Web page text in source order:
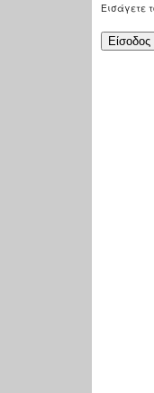
Εισάγετε